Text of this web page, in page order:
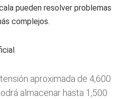
pueden resolver problemas
complejos.
aproximada de 4,600
almacenar hasta 1,500